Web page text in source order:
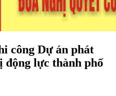
công Dự án phát
lực thành phố